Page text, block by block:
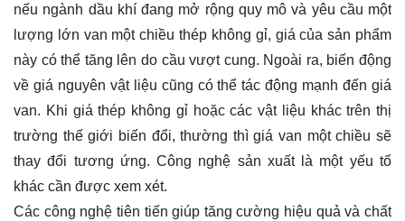
nếu ngành dầu khí đang mở rộng quy mô và yêu cầu một
lượng lớn van một chiều thép không gỉ, giá của sản phẩm
này có thể tăng lên do cầu vượt cung. Ngoài ra, biến động
về giá nguyên vật liệu cũng có thể tác động mạnh đến giá
van. Khi giá thép không gỉ hoặc các vật liệu khác trên thị
trường thế giới biến đổi, thường thì giá van một chiều sẽ
thay đổi tương ứng. Công nghệ sản xuất là một yếu tố
khác cần được xem xét.
Các công nghệ tiên tiến giúp tăng cường hiệu quả và chất